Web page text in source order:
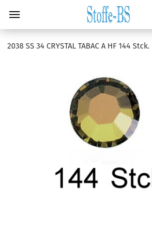
2038 SS 34 CRYSTAL TABAC A HF 144 Stck.